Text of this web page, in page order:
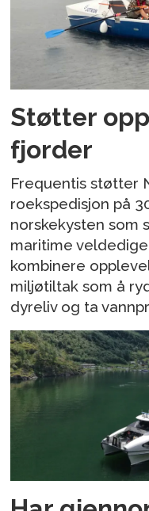
Støtter
fjorder
Frequentis støtter
roekspedisjon på
norskekysten som
maritime
kombinere
miljøtiltak som å
dyreliv og ta